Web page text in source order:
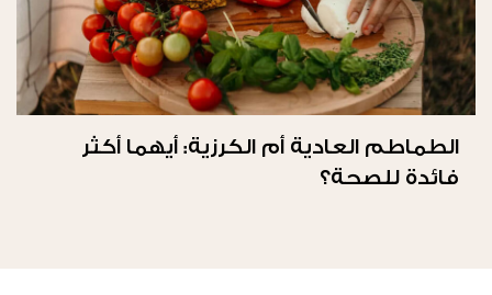
الطماطم العادية أم الكرزية: أيهما أكثر
فائدة للصحة؟